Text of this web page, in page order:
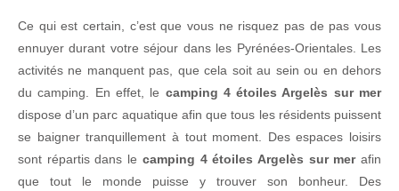
Ce qui est certain, c’est que vous ne risquez pas de pas vous
ennuyer durant votre séjour dans les Pyrénées-Orientales. Les
activités ne manquent pas, que cela soit au sein ou en dehors
du camping. En effet, le camping 4 étoiles Argelès sur mer
dispose d’un parc aquatique afin que tous les résidents puissent
se baigner tranquillement à tout moment. Des espaces loisirs
sont répartis dans le camping 4 étoiles Argelès sur merafin
que tout le monde puisse y trouver son bonheur. Des